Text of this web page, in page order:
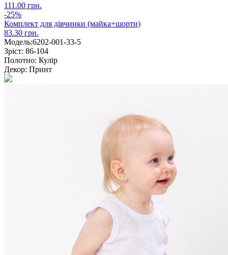
111.00 грн.
-25%
Комплект для дівчинки (майка+шорти)
83.30 грн.
Модель:6202-001-33-5
Зріст: 86-104
Полотно: Кулір
Декор: Принт